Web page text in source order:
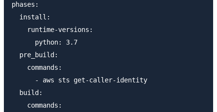
phases:
  install:
    runtime-versions:
      python: 3.7
  pre_build:
    commands:
      - aws sts get-caller-identity
  build:
    commands: